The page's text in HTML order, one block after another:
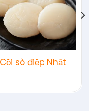
Cồi sò điệp Nhật